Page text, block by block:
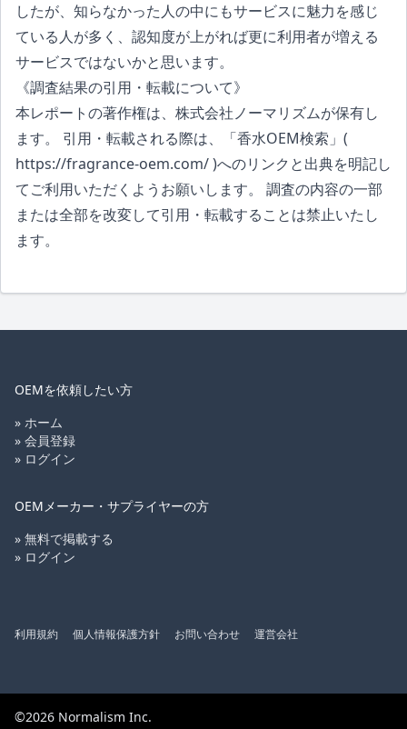
したが、知らなかった人の中にもサービスに魅力を感じ
ている人が多く、認知度が上がれば更に利用者が増える
サービスではないかと思います。
《調査結果の引用・転載について》
本レポートの著作権は、株式会社ノーマリズムが保有し
ます。 引用・転載される際は、「香水OEM検索」(
https://fragrance-oem.com/)へのリンクと出典を明記し
てご利用いただくようお願いします。 調査の内容の一部
または全部を改変して引用・転載することは禁止いたし
ます。
OEMを依頼したい方
» ホーム
» 会員登録
» ログイン
OEMメーカー・サプライヤーの方
» 無料で掲載する
» ログイン
利用規約 個人情報保護方針 お問い合わせ 運営会社
©2026 Normalism Inc.